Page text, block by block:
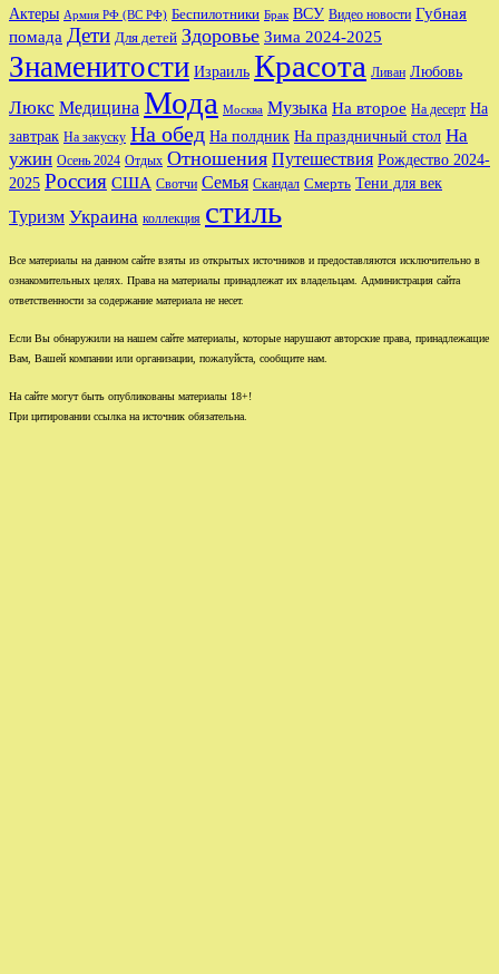
Актеры Армия РФ (ВС РФ) Беспилотники Брак ВСУ Видео новости Губная
помада Дети Для детей Здоровье Зима 2024-2025
Знаменитости Израиль Красота Ливан Любовь
Люкс Медицина Мода Москва Музыка На второе На десерт На
завтрак На закуску На обед На полдник На праздничный стол На
ужин Осень 2024 Отдых Отношения Путешествия Рождество 2024-
2025 Россия США Свотчи Семья Скандал Смерть Тени для век
Туризм Украина коллекция стиль
Все материалы на данном сайте взяты из открытых источников и предоставляются исключительно в
ознакомительных целях. Права на материалы принадлежат их владельцам. Администрация сайта
ответственности за содержание материала не несет.
Если Вы обнаружили на нашем сайте материалы, которые нарушают авторские права, принадлежащие
Вам, Вашей компании или организации, пожалуйста, сообщите нам.
На сайте могут быть опубликованы материалы 18+!
При цитировании ссылка на источник обязательна.